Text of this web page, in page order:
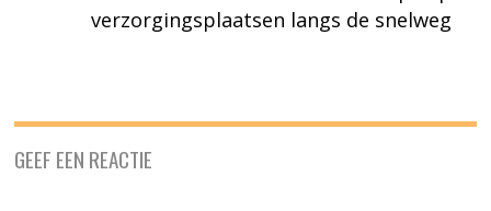
verzorgingsplaatsen langs de snelweg
GEEF EEN REACTIE